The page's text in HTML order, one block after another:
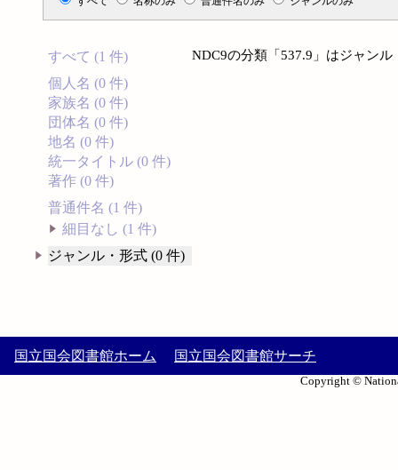
すべて (1 件)
個人名 (0 件)
家族名 (0 件)
団体名 (0 件)
地名 (0 件)
統一タイトル (0 件)
著作 (0 件)
普通件名 (1 件)
細目なし (1 件)
ジャンル・形式 (0 件)
NDC9の分類「537.9」はジャン
国立国会図書館ホーム 国立国会図書館サーチ
Copyright ©